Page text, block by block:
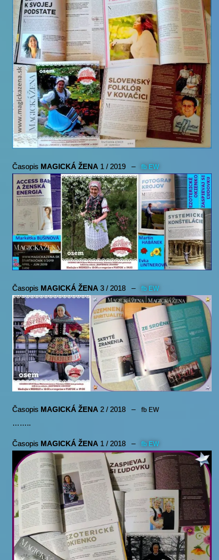
Časopis MAGICKÁ ŽENA 1 / 2019 – fb EW
Časopis MAGICKÁ ŽENA 3 / 2018 – fb EW
Časopis MAGICKÁ ŽENA 2 / 2018 – fb EW
……..
Časopis MAGICKÁ ŽENA 1 / 2018 – fb EW